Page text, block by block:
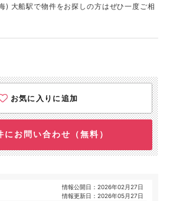
) 大船駅で物件をお探しの方はぜひ一度ご相
お気に入りに追加
にお問い合わせ（無料）
情報公開日：2026年02月27日
情報更新日：2026年05月27日